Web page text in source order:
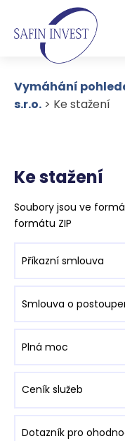
Vymáhání
s.r.o. > Ke stažení
Ke stažení
Soubory jsou ve
formátu ZIP
Příkazní smlouva
Smlouva o
Plná moc
Ceník služeb
Dotazník pro